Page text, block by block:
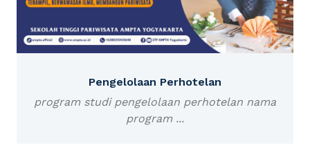
Pengelolaan Perhotelan
program studi pengelolaan perhotelan nama
program ...